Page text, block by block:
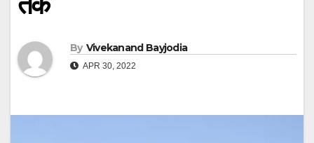
By Vivekanand Bayjodia
APR 30, 2022